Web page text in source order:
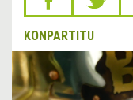
KONPARTITU